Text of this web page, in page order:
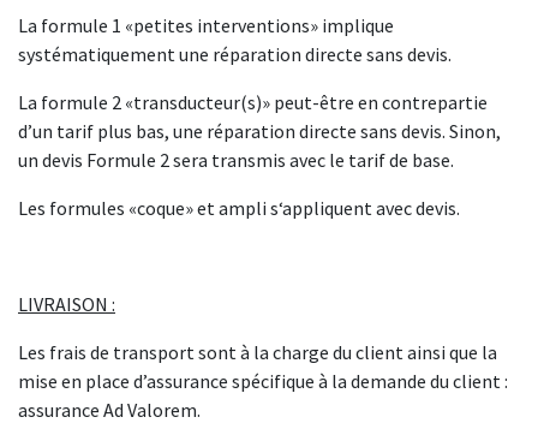
La formule 1 «petites interventions» implique
systématiquement une réparation directe sans devis.
La formule 2 «transducteur(s)» peut-être en contrepartie
d’un tarif plus bas, une réparation directe sans devis. Sinon,
un devis Formule 2 sera transmis avec le tarif de base.
Les formules «coque» et ampli s‘appliquent avec devis.
LIVRAISON :
Les frais de transport sont à la charge du client ainsi que la
mise en place d’assurance spécifique à la demande du client :
assurance Ad Valorem.